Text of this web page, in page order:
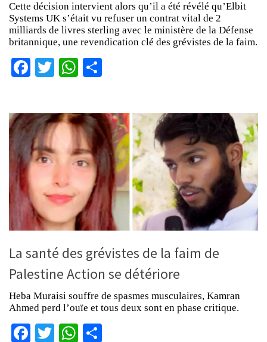
Cette décision intervient alors qu’il a été révélé qu’Elbit
Systems UK s’était vu refuser un contrat vital de 2
milliards de livres sterling avec le ministère de la Défense
britannique, une revendication clé des grévistes de la faim.
Facebook
TwitterWhatsApp
La santé des grévistes de la faim de
Palestine Action se détériore
Heba Muraisi souffre de spasmes musculaires, Kamran
Ahmed perd l’ouïe et tous deux sont en phase critique.
Facebook
TwitterWhatsApp